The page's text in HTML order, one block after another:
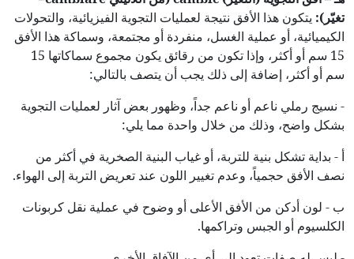
تغيّر): يتكون هذا الأفق نتيجة لعمليات التجوية الفيزيائية، والتحولات
الكيميائية، أو عملية الغسل، منفردة أو مجتمعة، وسماكة هذا الأفق
15 سم أو أكثر، وإذا تكون من رقائق يكون مجموع سماكاتها 15
سم أو أكثر، إضافة إلى ذلك يجب أن يتصف بالتالي:
- نسيج رملي ناعم أو ناعم جداً، وظهور بعض آثار لعمليات التجوية
بشكل واضح، وذلك من خلال واحدة مما يلي:
أ - بداية تشكل بنية للتربة، أو غياب البنية الصخرية في أكثر من
نصف الأفق حجمياً، وعدم تغيير اللون عند تعريض التربة إلى الهواء.
ب - لون أدكن من الأفق الأعلى أو وضوح في عملية نقل كربونات
الكلسيوم أو الجبس وتراكمها.